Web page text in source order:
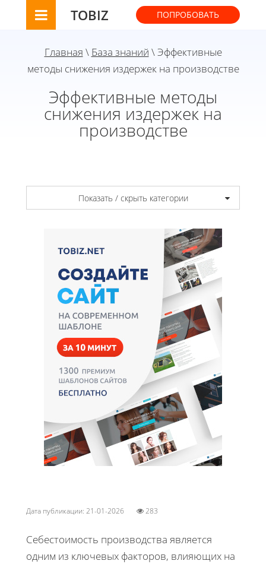
TOBIZ ПОПРОБОВАТЬ
Главная \ База знаний \ Эффективные
методы снижения издержек на производстве
Эффективные методы
снижения издержек на
производстве
Показать / скрыть категории
Дата публикации: 21-01-2026 283
Себестоимость производства является
одним из ключевых факторов, влияющих на